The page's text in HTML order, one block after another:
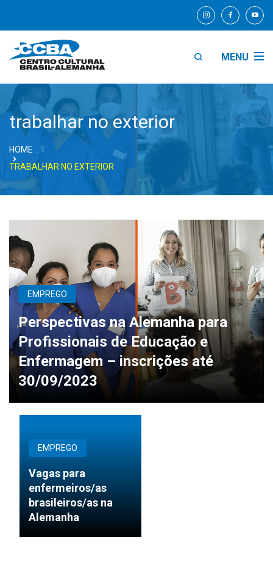
MENU
trabalhar no exterior
HOME
TRABALHAR NO EXTERIOR
EMPREGO
Perspectivas na Alemanha para
Profissionais de Educação e
Enfermagem – inscrições até
30/09/2023
EMPREGO
Vagas para
enfermeiros/as
brasileiros/as na
Alemanha